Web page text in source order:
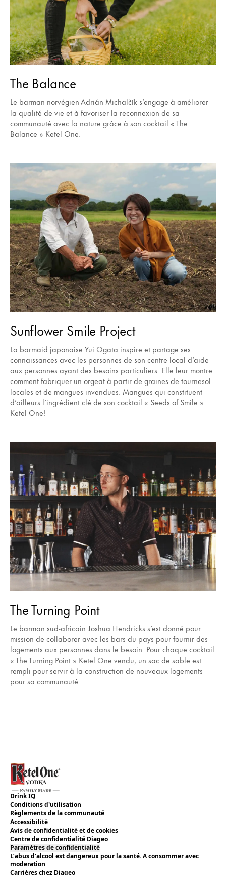
The Balance
Le barman norvégien Adrián Michalčík s’engage à améliorer
la qualité de vie et à favoriser la reconnexion de sa
communauté avec la nature grâce à son cocktail « The
Balance » Ketel One.
Sunflower Smile Project
La barmaid japonaise Yui Ogata inspire et partage ses
connaissances avec les personnes de son centre local d’aide
aux personnes ayant des besoins particuliers. Elle leur montre
comment fabriquer un orgeat à partir de graines de tournesol
locales et de mangues invendues. Mangues qui constituent
d’ailleurs l’ingrédient clé de son cocktail « Seeds of Smile »
Ketel One!
The Turning Point
Le barman sud-africain Joshua Hendricks s’est donné pour
mission de collaborer avec les bars du pays pour fournir des
logements aux personnes dans le besoin. Pour chaque cocktail
« The Turning Point » Ketel One vendu, un sac de sable est
rempli pour servir à la construction de nouveaux logements
pour sa communauté.
Drink IQ
Conditions d'utilisation
Règlements de la communauté
Accessibilité
Avis de confidentialité et de cookies
Centre de confidentialité Diageo
Paramètres de confidentialité
L’abus d’alcool est dangereux pour la santé. A consommer avec
moderation
Carrières chez Diageo